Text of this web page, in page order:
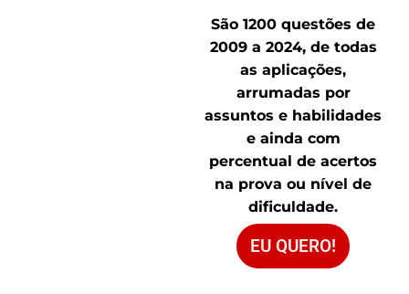
São 1200 questões de
2009 a 2024, de todas
as aplicações,
arrumadas por
assuntos e habilidades
e ainda com
percentual de acertos
na prova ou nível de
dificuldade.
EU QUERO!